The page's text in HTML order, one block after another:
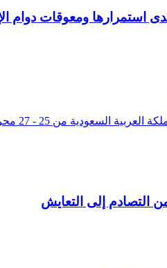
استمرارها ومعوقات دوام
السعودية من 25 - 27 محرم 1420 هـ
التصادم إلى التعايش